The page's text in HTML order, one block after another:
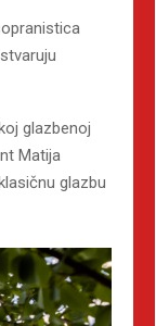
glazbenoj
Matija
glazbu